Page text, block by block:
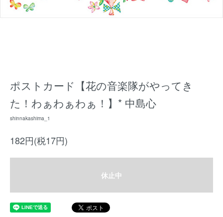
ポストカード【花の音楽隊がやってき
た！わぁわぁわぁ！】* 中島心
shinnakashima_1
182円(税17円)
休止中